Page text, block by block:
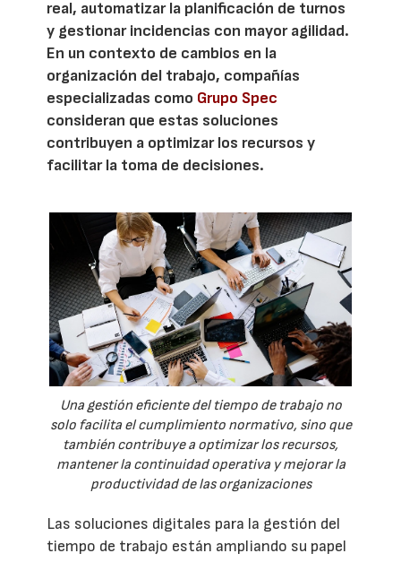
real, automatizar la planificación de turnos
y gestionar incidencias con mayor agilidad.
En un contexto de cambios en la
organización del trabajo, compañías
especializadas como Grupo Spec
consideran que estas soluciones
contribuyen a optimizar los recursos y
facilitar la toma de decisiones.
Una gestión eficiente del tiempo de trabajo no
solo facilita el cumplimiento normativo, sino que
también contribuye a optimizar los recursos,
mantener la continuidad operativa y mejorar la
productividad de las organizaciones
Las soluciones digitales para la gestión del
tiempo de trabajo están ampliando su papel